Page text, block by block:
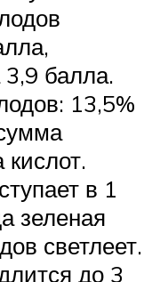
3,9 балла.
13,5%
в 1
зеленая
светлеет.
до 3